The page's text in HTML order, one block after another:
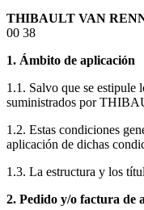
THIBAULT VAN
00 38
1. Ámbito de aplicación
1.1. Salvo que se
suministrados por
1.2. Estas condiciones
aplicación de dichas
1.3. La estructura y los
2. Pedido y/o factura de